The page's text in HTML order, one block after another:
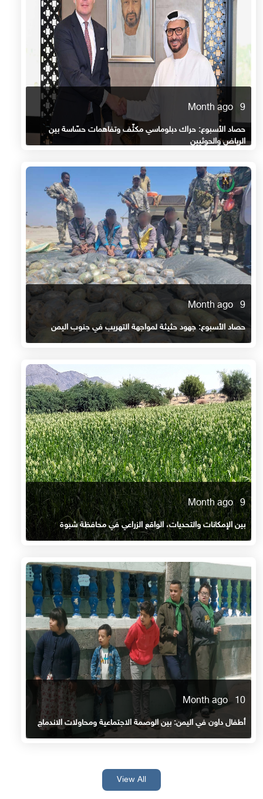
9 Month ago
حصاد الأسبوع: حراك دبلوماسي مكثّف وتفاهمات حسّاسة بين
الرياض والحوثيين
9 Month ago
حصاد الأسبوع: جهود حثيثة لمواجهة التهريب في جنوب اليمن
9 Month ago
بين الإمكانات والتحديات، الواقع الزراعي في محافظة شبوة
10 Month ago
أطفال داون في اليمن: بين الوصمة الاجتماعية ومحاولات الاندماج
View All